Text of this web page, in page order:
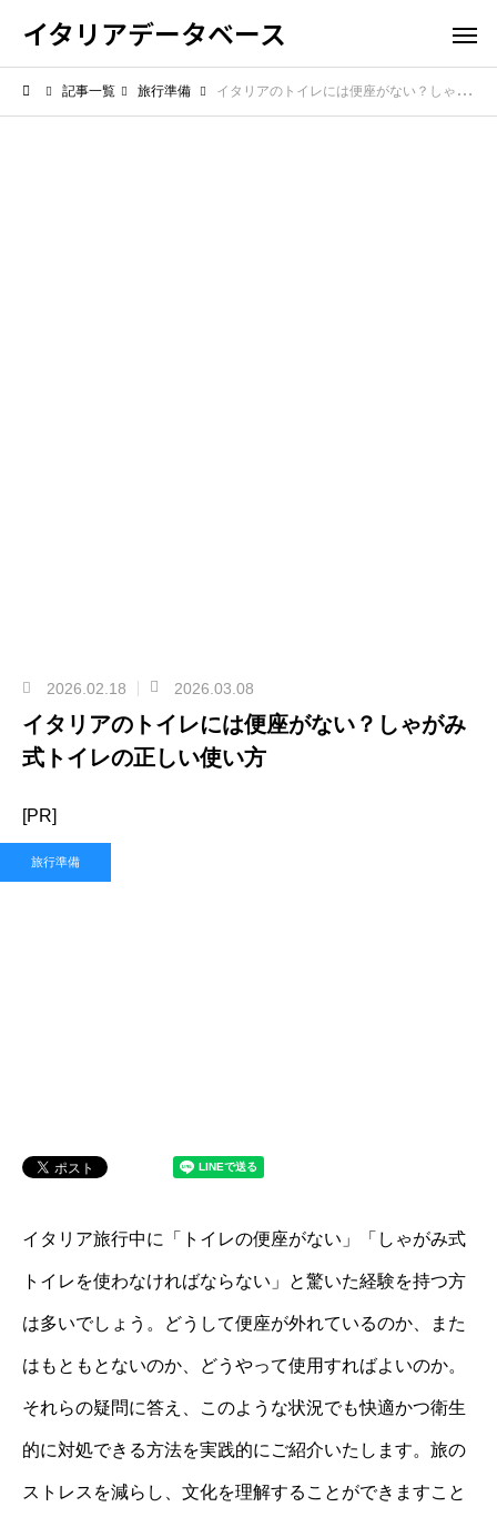
イタリアデータベース
記事一覧 旅行準備 イタリアのトイレには便座がない？しゃがみ式トイレの正しい使い方
2026.02.18 2026.03.08
イタリアのトイレには便座がない？しゃがみ
式トイレの正しい使い方
[PR]
旅行準備
イタリア旅行中に「トイレの便座がない」「しゃがみ式
トイレを使わなければならない」と驚いた経験を持つ方
は多いでしょう。どうして便座が外れているのか、また
はもともとないのか、どうやって使用すればよいのか。
それらの疑問に答え、このような状況でも快適かつ衛生
的に対処できる方法を実践的にご紹介いたします。旅の
ストレスを減らし、文化を理解することができますこと